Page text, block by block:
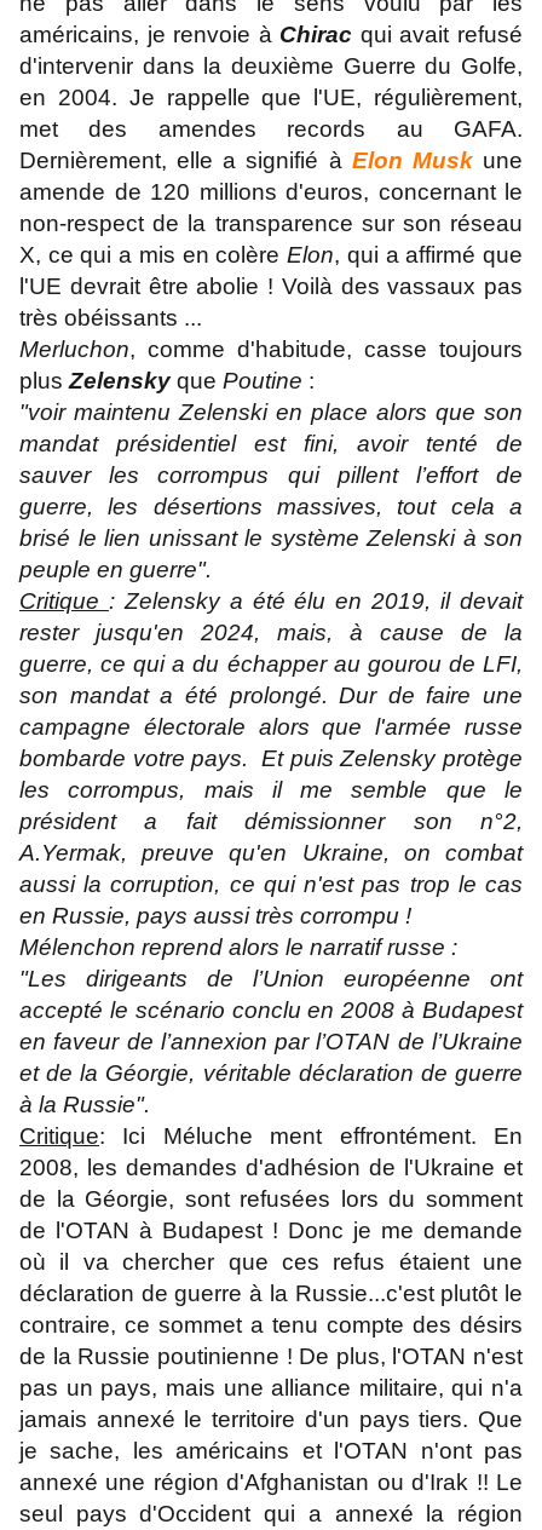
américains, je renvoie à Chirac qui avait refusé
d'intervenir dans la deuxième Guerre du Golfe,
en 2004. Je rappelle que l'UE, régulièrement,
met des amendes records au GAFA.
Dernièrement, elle a signifié à Elon Musk une
amende de 120 millions d'euros, concernant le
non-respect de la transparence sur son réseau
X, ce qui a mis en colèreElon, qui a affirmé que
l'UE devrait être abolie ! Voilà des vassaux pas
très obéissants ...
Merluchon, comme d'habitude, casse toujours
plusZelensky que Poutine :
"voir maintenu Zelenski en place alors que son
mandat présidentiel est fini, avoir tenté de
sauver les corrompus qui pillent l’effort de
guerre, les désertions massives, tout cela a
brisé le lien unissant le système Zelenski à son
peuple en guerre".
Critique : Zelensky a été élu en 2019, il devait
rester jusqu'en 2024, mais, à cause de la
guerre, ce qui a du échapper au gourou de LFI,
son mandat a été prolongé. Dur de faire une
campagne électorale alors que l'armée russe
bombarde votre pays. Et puis Zelensky protège
les corrompus, mais il me semble que le
président a fait démissionner son n°2,
A.Yermak, preuve qu'en Ukraine, on combat
aussi la corruption, ce qui n'est pas trop le cas
en Russie, pays aussi très corrompu !
Mélenchon reprend alors le narratif russe :
"Les dirigeants de l’Union européenne ont
accepté le scénario conclu en 2008 à Budapest
en faveur de l’annexion par l’OTAN de l’Ukraine
et de la Géorgie, véritable déclaration de guerre
à la Russie".
Critique: Ici Méluche ment effrontément. En
2008, les demandes d'adhésion de l'Ukraine et
de la Géorgie, sont refusées lors du somment
de l'OTAN à Budapest ! Donc je me demande
où il va chercher que ces refus étaient une
déclaration de guerre à la Russie...c'est plutôt le
contraire, ce sommet a tenu compte des désirs
de la Russie poutinienne ! De plus, l'OTAN n'est
pas un pays, mais une alliance militaire, qui n'a
jamais annexé le territoire d'un pays tiers. Que
je sache, les américains et l'OTAN n'ont pas
annexé une région d'Afghanistan ou d'Irak !! Le
seul pays d'Occident qui a annexé la région